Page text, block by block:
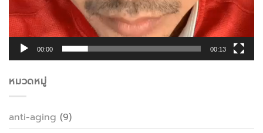
00:00 00:13
หมวดหมู่
anti-aging (9)